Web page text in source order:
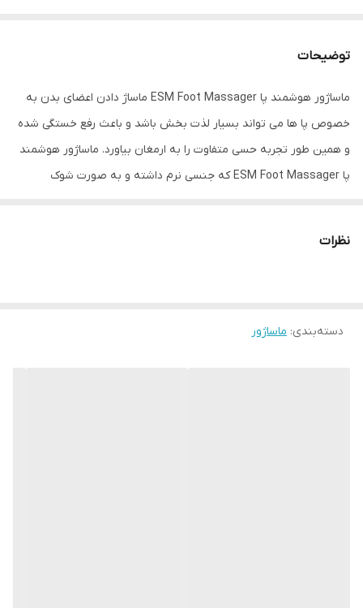
توضیحات
ماساژور هوشمند پا ESM Foot Massager ماساژ دادن اعضای بدن به
خصوص پا ها می تواند بسیار لذت بخش باشد و باعث رفع خستگی شده
و همین طور تجربه حسی متفاوت را به ارمغان بیاورد. ماساژور هوشمند
پا ESM Foot Massager که جنسی نرم داشته و به صورت شوک
نظرات
دسته‌بندی: ماساژور